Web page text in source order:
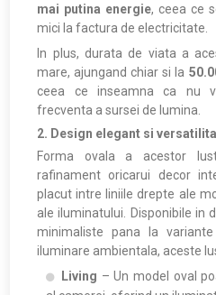
mai putina energie, ceea ce
mici la factura de electricitate.
In plus, durata de viata a
mare, ajungand chiar si la
ceea ce inseamna ca nu
frecventa a sursei de lumina.
2. Design elegant si
Forma ovala a acestor
rafinament oricarui decor
placut intre liniile drepte ale
ale iluminatului. Disponibile in
minimaliste pana la
iluminare ambientala, aceste
Living – Un model oval